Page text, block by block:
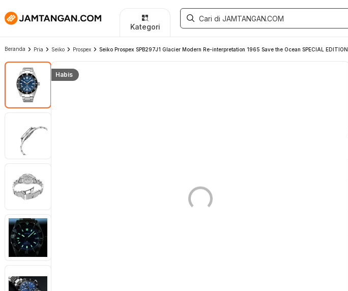
Kategori
Beranda Pria Seiko Prospex Seiko Prospex SPB297J1 Glacier Modern Re-interpretation 1965 Save the Ocean SPECIAL EDITION
Habis